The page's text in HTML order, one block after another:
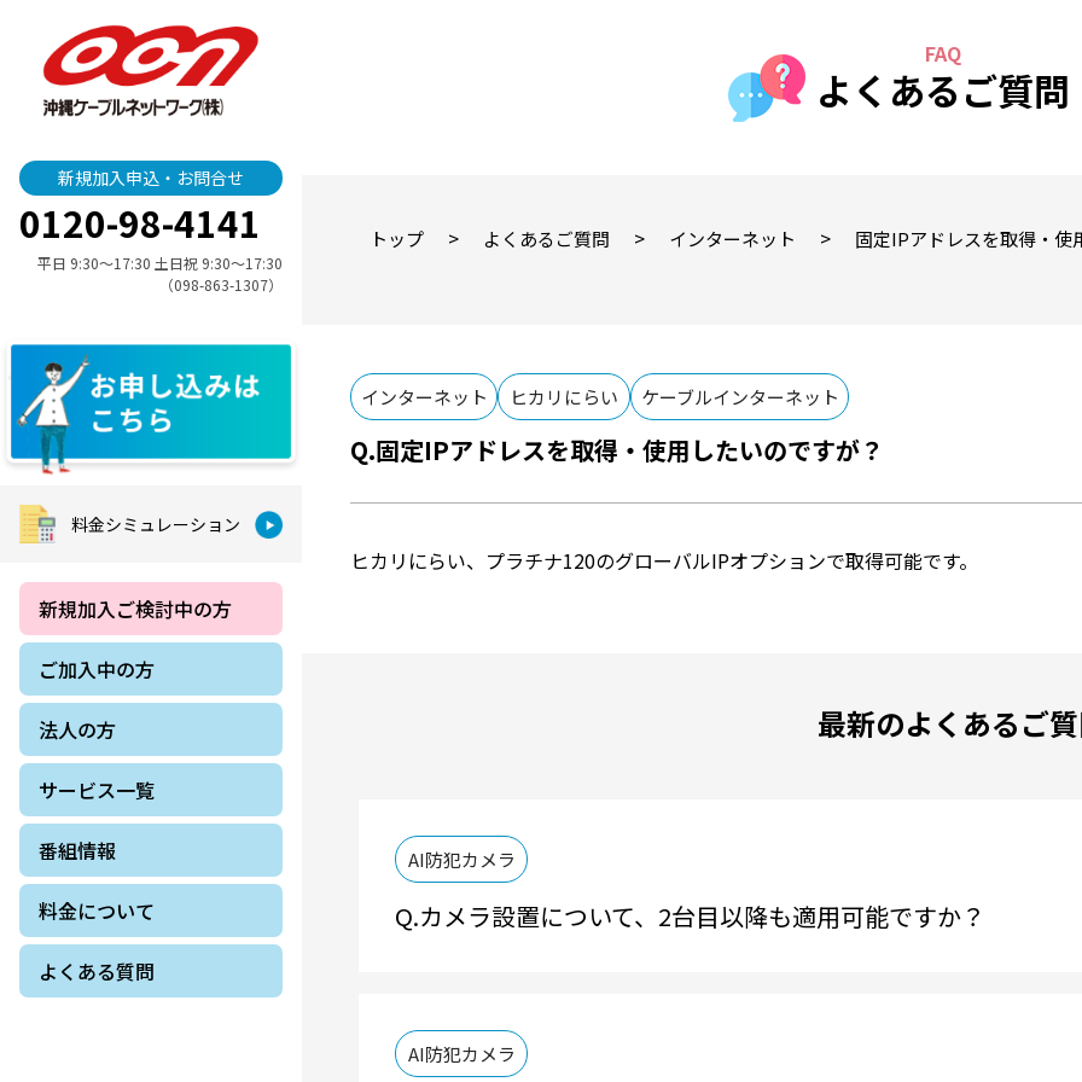
新規加入申込・お問合せ
0120-98-4141
平日 9:30〜17:30 土日祝 9:30〜17:30
（098-863-1307）
料金シミュレーション
新規加入ご検討中の方
ご加入中の方
法人の方
サービス一覧
番組情報
料金について
よくある質問
よくあるご質問
トップ > よくあるご質問 > インターネット > 固定IPアドレスを取得・使
インターネット ヒカリにらい ケーブルインターネット
固定IPアドレスを取得・使用したいのですが？
ヒカリにらい、プラチナ120のグローバルIPオプションで取得可能です。
最新のよくあるご
AI防犯カメラ
カメラ設置について、2台目以降も適用可能ですか？
AI防犯カメラ